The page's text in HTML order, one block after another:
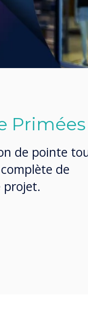
Primées
de pointe
de
projet.